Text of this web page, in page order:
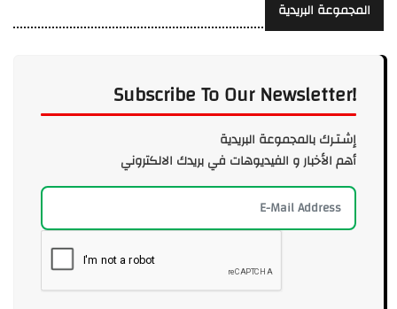
المجموعة البريدية
Subscribe To Our Newsletter!
إشـتـرك بالمجموعة البريدية
أهم الأخبار و الفيديوهات في بريدك الالكتروني